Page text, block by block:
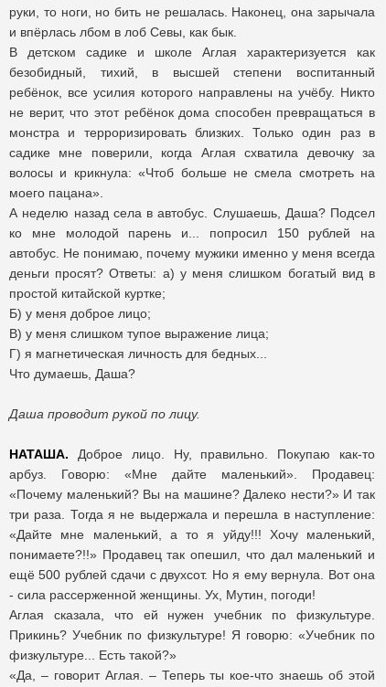
руки, то ноги, но бить не решалась. Наконец, она зарычала
и впёрлась лбом в лоб Севы, как бык.
В детском садике и школе Аглая характеризуется как
безобидный, тихий, в высшей степени воспитанный
ребёнок, все усилия которого направлены на учёбу. Никто
не верит, что этот ребёнок дома способен превращаться в
монстра и терроризировать близких. Только один раз в
садике мне поверили, когда Аглая схватила девочку за
волосы и крикнула: «Чтоб больше не смела смотреть на
моего пацана».
А неделю назад села в автобус. Слушаешь, Даша? Подсел
ко мне молодой парень и... попросил 150 рублей на
автобус. Не понимаю, почему мужики именно у меня всегда
деньги просят? Ответы: а) у меня слишком богатый вид в
простой китайской куртке;
Б) у меня доброе лицо;
В) у меня слишком тупое выражение лица;
Г) я магнетическая личность для бедных...
Что думаешь, Даша?
Даша проводит рукой по лицу.
НАТАША. Доброе лицо. Ну, правильно. Покупаю как-то
арбуз. Говорю: «Мне дайте маленький». Продавец:
«Почему маленький? Вы на машине? Далеко нести?» И так
три раза. Тогда я не выдержала и перешла в наступление:
«Дайте мне маленький, а то я уйду!!! Хочу маленький,
понимаете?!!» Продавец так опешил, что дал маленький и
ещё 500 рублей сдачи с двухсот. Но я ему вернула. Вот она
- сила рассерженной женщины. Ух, Мутин, погоди!
Аглая сказала, что ей нужен учебник по физкультуре.
Прикинь? Учебник по физкультуре! Я говорю: «Учебник по
физкультуре... Есть такой?»
«Да, – говорит Аглая. – Теперь ты кое-что знаешь об этой